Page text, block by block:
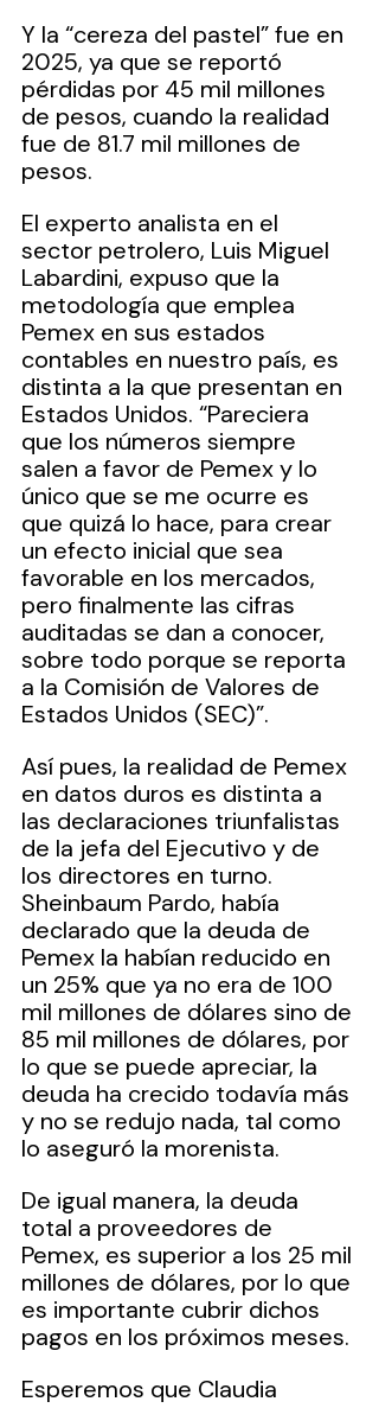
Y la “cereza del pastel” fue en
2025, ya que se reportó
pérdidas por 45 mil millones
de pesos, cuando la realidad
fue de 81.7 mil millones de
pesos.
El experto analista en el
sector petrolero, Luis Miguel
Labardini, expuso que la
metodología que emplea
Pemex en sus estados
contables en nuestro país, es
distinta a la que presentan en
Estados Unidos. “Pareciera
que los números siempre
salen a favor de Pemex y lo
único que se me ocurre es
que quizá lo hace, para crear
un efecto inicial que sea
favorable en los mercados,
pero finalmente las cifras
auditadas se dan a conocer,
sobre todo porque se reporta
a la Comisión de Valores de
Estados Unidos (SEC)”.
Así pues, la realidad de Pemex
en datos duros es distinta a
las declaraciones triunfalistas
de la jefa del Ejecutivo y de
los directores en turno.
Sheinbaum Pardo, había
declarado que la deuda de
Pemex la habían reducido en
un 25% que ya no era de 100
mil millones de dólares sino de
85 mil millones de dólares, por
lo que se puede apreciar, la
deuda ha crecido todavía más
y no se redujo nada, tal como
lo aseguró la morenista.
De igual manera, la deuda
total a proveedores de
Pemex, es superior a los 25 mil
millones de dólares, por lo que
es importante cubrir dichos
pagos en los próximos meses.
Esperemos que Claudia